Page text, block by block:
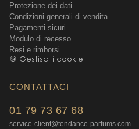
Protezione dei dati
Condizioni generali di vendita
Pagamenti sicuri
Modulo di recesso
Resi e rimborsi
🍪 Gestisci i cookie
CONTATTACI
01 79 73 67 68
service-client@tendance-parfums.com